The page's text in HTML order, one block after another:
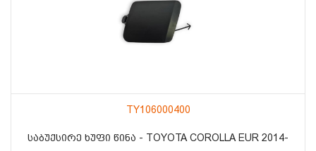
TY106000400
ᲡᲐᲑᲣᲥᲡᲘᲠᲔ ᲮᲣᲤᲘ ᲬᲘᲜᲐ - TOYOTA COROLLA EUR 2014-